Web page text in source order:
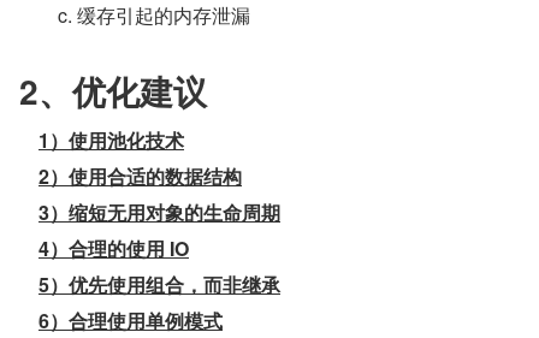
c. 缓存引起的内存泄漏
2、优化建议
1）使用池化技术
2）使用合适的数据结构
3）缩短无用对象的生命周期
4）合理的使用 IO
5）优先使用组合，而非继承
6）合理使用单例模式